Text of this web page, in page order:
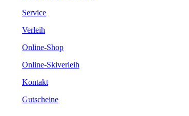
Service
Verleih
Online-Shop
Online-Skiverleih
Kontakt
Gutscheine